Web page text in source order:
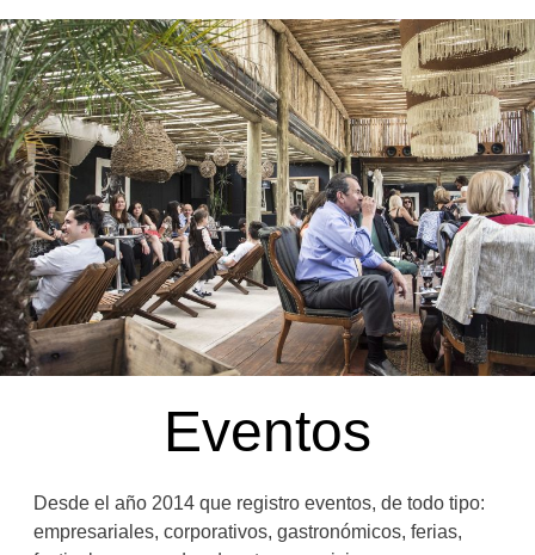
Eventos
Desde el año 2014 que registro eventos, de todo tipo:
empresariales, corporativos, gastronómicos, ferias,